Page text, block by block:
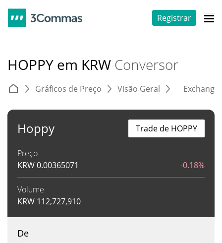
Registrar
HOPPY em KRW Conversor
Gráficos de Preço Visão Geral
Hoppy
Preço
KRW0.00365071 -0.18%
Volume
KRW 112,727,910
Trade de HOPPY
De